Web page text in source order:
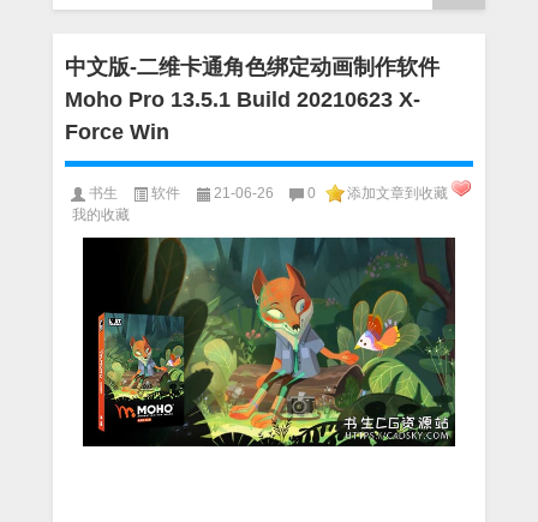
中文版-二维卡通角色绑定动画制作软件
Moho Pro 13.5.1 Build 20210623 X-
Force Win
书生 软件 21-06-26 0
添加文章到收藏
我的收藏